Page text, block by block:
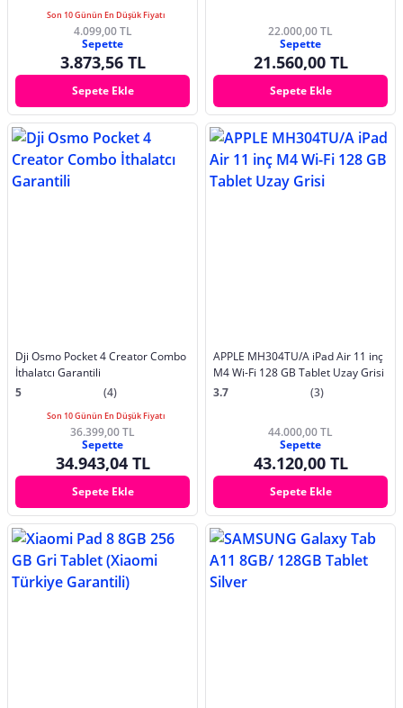
Son 10 Günün En Düşük Fiyatı
4.099,00 TL
Sepette
3.873,56 TL
Sepete Ekle
22.000,00 TL
Sepette
21.560,00 TL
Sepete Ekle
Dji Osmo Pocket 4 Creator Combo
İthalatcı Garantili
5
(4)
Son 10 Günün En Düşük Fiyatı
36.399,00 TL
Sepette
34.943,04 TL
Sepete Ekle
APPLE MH304TU/A iPad Air 11 inç
M4 Wi-Fi 128 GB Tablet Uzay Grisi
3.7
(3)
44.000,00 TL
Sepette
43.120,00 TL
Sepete Ekle